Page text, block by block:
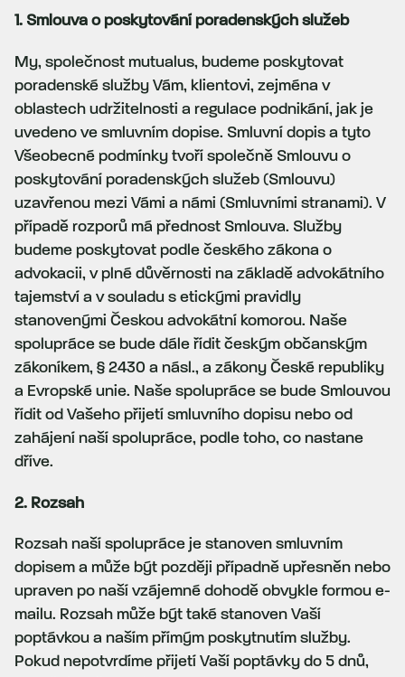
1. Smlouva o poskytování poradenských služeb
My, společnost mutualus, budeme poskytovat
poradenské služby Vám, klientovi, zejména v
oblastech udržitelnosti a regulace podnikání, jak je
uvedeno ve smluvním dopise. Smluvní dopis a tyto
Všeobecné podmínky tvoří společně Smlouvu o
poskytování poradenských služeb (Smlouvu)
uzavřenou mezi Vámi a námi (Smluvními stranami). V
případě rozporů má přednost Smlouva. Služby
budeme poskytovat podle českého zákona o
advokacii, v plné důvěrnosti na základě advokátního
tajemství a v souladu s etickými pravidly
stanovenými Českou advokátní komorou. Naše
spolupráce se bude dále řídit českým občanským
zákoníkem, § 2430 a násl., a zákony České republiky
a Evropské unie. Naše spolupráce se bude Smlouvou
řídit od Vašeho přijetí smluvního dopisu nebo od
zahájení naší spolupráce, podle toho, co nastane
dříve.
2. Rozsah
Rozsah naší spolupráce je stanoven smluvním
dopisem a může být později případně upřesněn nebo
upraven po naší vzájemné dohodě obvykle formou e-
mailu. Rozsah může být také stanoven Vaší
poptávkou a naším přímým poskytnutím služby.
Pokud nepotvrdíme přijetí Vaší poptávky do 5 dnů,